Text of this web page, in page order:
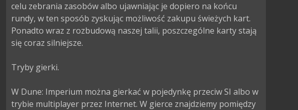
celu zebrania zasobów albo ujawniając je dopiero na końcu
rundy, w ten sposób zyskując możliwość zakupu świeżych kart.
Ponadto wraz z rozbudową naszej talii, poszczególne karty stają
się coraz silniejsze.
Tryby gierki.
W Dune: Imperium można gierkać w pojedynkę przeciw SI albo w
trybie multiplayer przez Internet. W gierce znajdziemy pomiędzy